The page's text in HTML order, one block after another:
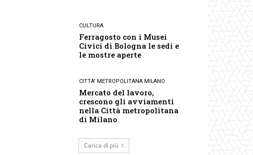
CULTURA
Ferragosto con i Musei
Civici di Bologna le sedi e
le mostre aperte
CITTA' METROPOLITANA MILANO
Mercato del lavoro,
crescono gli avviamenti
nella Città metropolitana
di Milano
Carica di più